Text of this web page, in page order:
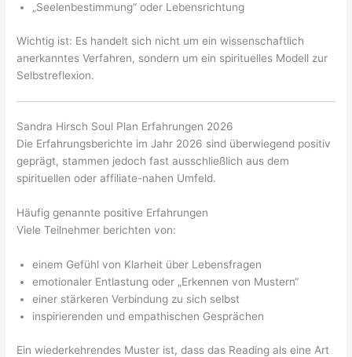
„Seelenbestimmung“ oder Lebensrichtung
Wichtig ist: Es handelt sich nicht um ein wissenschaftlich
anerkanntes Verfahren, sondern um ein spirituelles Modell zur
Selbstreflexion.
Sandra Hirsch Soul Plan Erfahrungen 2026
Die Erfahrungsberichte im Jahr 2026 sind überwiegend positiv
geprägt, stammen jedoch fast ausschließlich aus dem
spirituellen oder affiliate-nahen Umfeld.
Häufig genannte positive Erfahrungen
Viele Teilnehmer berichten von:
einem Gefühl von Klarheit über Lebensfragen
emotionaler Entlastung oder „Erkennen von Mustern“
einer stärkeren Verbindung zu sich selbst
inspirierenden und empathischen Gesprächen
Ein wiederkehrendes Muster ist, dass das Reading als eine Art